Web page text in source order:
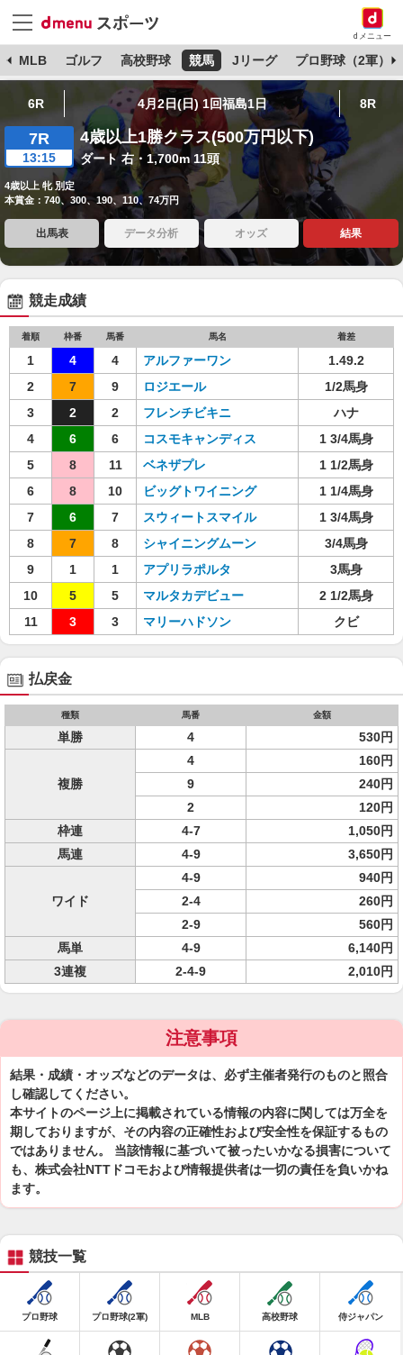
dメニュー
MLB ゴルフ 高校野球 競馬 Jリーグ プロ野球（2軍）
6R 4月2日(日) 1回福島1日 8R
7R
13:15
4歳以上1勝クラス(500万円以下)
ダート 右・1,700m 11頭
4歳以上 牝 別定
本賞金：740、300、190、110、74万円
出馬表 データ分析 オッズ 結果
競走成績
着順 枠番 馬番 馬名 着差
1 4 4 アルファーワン
1.49.2
2
7 9 ロジエール
1/2馬身
3
2 2 フレンチビキニ
ハナ
4
6 6 コスモキャンディス
1 3/4馬身
5
8 11 ベネザプレ
1 1/2馬身
6
8 10 ビッグトワイニング
1 1/4馬身
7
6 7 スウィートスマイル
1 3/4馬身
8
7 8 シャイニングムーン
3/4馬身
9
1 1 アプリラポルタ
3馬身
10
5 5 マルタカデビュー
2 1/2馬身
11
3 3 マリーハドソン クビ
払戻金
種類 馬番 金額
単勝 4 530円
複勝
4
160円
9
240円
2
120円
枠連
4-7
1,050円
馬連
4-9 3,650円
ワイド
4-9
940円
2-4
260円
2-9
560円
馬単
4-9
6,140円
3連複
2-4-9 2,010円
注意事項
結果・成績・オッズなどのデータは、必ず主催者発行のものと照合
し確認してください。
本サイトのページ上に掲載されている情報の内容に関しては万全を
期しておりますが、その内容の正確性および安全性を保証するもの
ではありません。 当該情報に基づいて被ったいかなる損害について
も、株式会社NTTドコモおよび情報提供者は一切の責任を負いかね
ます。
競技一覧
プロ野球 プロ野球(2軍) MLB 高校野球 侍ジャパン